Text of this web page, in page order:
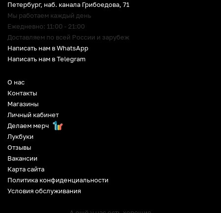
О нас
Контакты
Магазины
Личный кабинет
Делаем мерч
Лукбуки
Отзывы
Вакансии
Карта сайта
Политика конфиденциальности
Условия обслуживания
Петербург, наб. канала Грибоедова, 71
Мы работаем каждый день
Ежедневно: 11:00 - 21:00
Доставляем по всей России и зарубеж
Написать нам в WhatsApp
Написать нам в Telegram